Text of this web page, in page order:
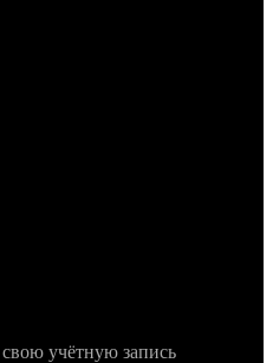
учётную запись